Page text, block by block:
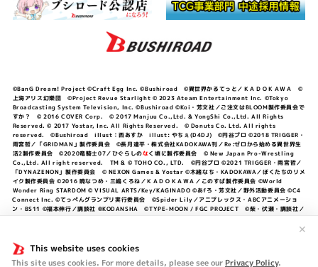
This website uses cookies
This site uses cookies. For more details, please see our Privacy Policy.
✕
©BanG Dream! Project ©Craft Egg Inc. ©Bushiroad ©異世界かるてっと／ＫＡＤＯＫＡＷＡ ©
上海アリス幻樂団 ©Project Revue Starlight © 2023 Ateam Entertainment Inc. ©Tokyo
Broadcasting System Television, Inc. ©Bushiroad ©Koi・芳文社／ご注文はBLOOM製作委員会で
すか？ © 2016 COVER Corp. © 2017 Manjuu Co.,Ltd. & YongShi Co.,Ltd. All Rights
Reserved. © 2017 Yostar, Inc. All Rights Reserved. © Donuts Co. Ltd. All rights
reserved. ©Bushiroad illust：西あすか illust: やちぇ(D4DJ) ©円谷プロ ©2018 TRIGGER・
雨宮哲／「GRIDMAN」製作委員会 ©長月達平・株式会社KADOKAWA刊／Re:ゼロから始める異世界生
活2製作委員会 ©2020竜騎士07／ひぐらしのなく頃に製作委員会 © New Japan Pro-Wrestling
Co.,Ltd. All right reserved. TM & © TOHO CO., LTD. ©円谷プロ ©2021 TRIGGER・雨宮哲／
「DYNAZENON」製作委員会 © NEXON Games & Yostar ©木緒なち・KADOKAWA／ぼくたちのリメ
イク製作委員会 ©2016 暁なつめ・三嶋くろね／ＫＡＤＯＫＡＷＡ／このすば製作委員会 ©World
Wonder Ring STARDOM © VISUAL ARTS/Key/KAGINADO ©あfろ・芳文社／野外活動委員会 ©C4
Connect Inc. ©てっぺんグランプリ実行委員会 ©Spider Lily／アニプレックス・ABCアニメーショ
ン・BS11 ©福本伸行／講談社 ®KODANSHA ©TYPE-MOON / FGC PROJECT ©柴・伏瀬・講談社／
©中村力斗・野澤ゆき子／集英社・君のことが大大大大大好きな製作委員会 ©IIS-P／ぽんのみち製作委
員会 ©円谷プロ ©2023 TRIGGER・雨宮哲／「劇場版グリッドマンユニバース」製作委員会 © NEXON
Games／アビドス商店街 ©プロジェクトラブライブ！蓮ノ空女学院スクールアイドルクラブ ©「勇気爆